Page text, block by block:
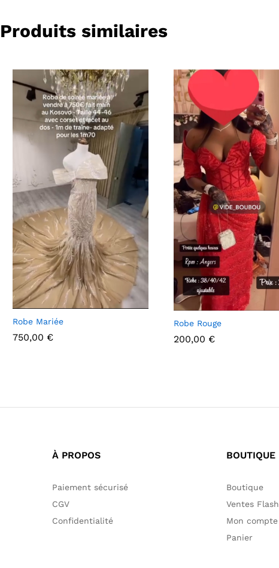
Produits similaires
Robe Mariée
750,00 €
Robe Rouge
200,00 €
À PROPOS
Paiement sécurisé
CGV
Confidentialité
BOUTIQUE
Boutique
Ventes Flash
Mon compte
Panier